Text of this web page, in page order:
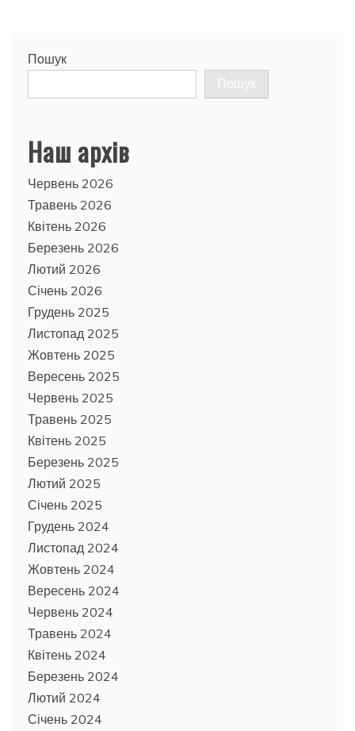
Пошук
Пошук
Наш архів
Червень 2026
Травень 2026
Квітень 2026
Березень 2026
Лютий 2026
Січень 2026
Грудень 2025
Листопад 2025
Жовтень 2025
Вересень 2025
Червень 2025
Травень 2025
Квітень 2025
Березень 2025
Лютий 2025
Січень 2025
Грудень 2024
Листопад 2024
Жовтень 2024
Вересень 2024
Червень 2024
Травень 2024
Квітень 2024
Березень 2024
Лютий 2024
Січень 2024